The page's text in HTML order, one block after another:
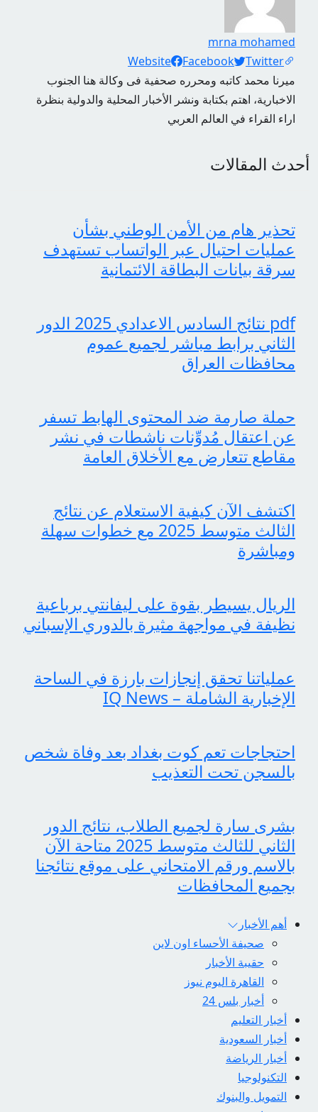
mrna mohamed
Social Links
Website Facebook
Twitter
ميرنا محمد كاتبه ومحرره صحفية فى وكالة هنا الجنوب
الاخبارية، اهتم بكتابة ونشر الأخبار المحلية والدولية بنظرة
اراء القراء في العالم العربي
أحدث المقالات
تحذير هام من الأمن الوطني بشأن
عمليات احتيال عبر الواتساب تستهدف
سرقة بيانات البطاقة الائتمانية
pdf نتائج السادس الاعدادي 2025 الدور
الثاني برابط مباشر لجميع عموم
محافظات العراق
حملة صارمة ضد المحتوى الهابط تسفر
عن اعتقال مُدوِّنات ناشطات في نشر
مقاطع تتعارض مع الأخلاق العامة
اكتشف الآن كيفية الاستعلام عن نتائج
الثالث متوسط 2025 مع خطوات سهلة
ومباشرة
الريال يسيطر بقوة على ليفانتي برباعية
نظيفة في مواجهة مثيرة بالدوري الإسباني
عملياتنا تحقق إنجازات بارزة في الساحة
الإخبارية الشاملة – IQ News
احتجاجات تعم كوت بغداد بعد وفاة شخص
بالسجن تحت التعذيب
بشرى سارة لجميع الطلاب، نتائج الدور
الثاني للثالث متوسط 2025 متاحة الآن
بالاسم ورقم الامتحاني على موقع نتائجنا
بجميع المحافظات
أهم الأخبار
صحيفة الأحساء اون لاين
حقيبة الأخبار
القاهرة اليوم نيوز
أخبار بلس 24
أخبار التعليم
أخبار السعودية
أخبار الرياضة
التكنولوجيا
التمويل والبنوك